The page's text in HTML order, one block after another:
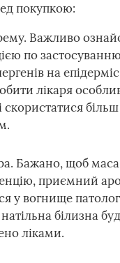
покупкою:
Важливо
по
на
лікаря
скористатися
Бажано, щоб
приємний
у вогнище
білизна
ліками.